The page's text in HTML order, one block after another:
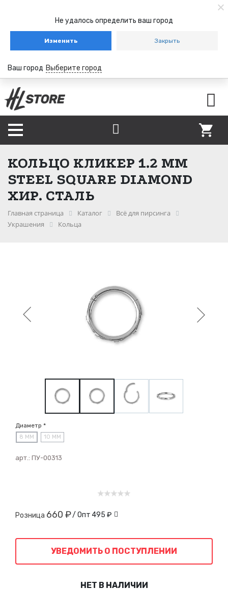
Не удалось определить ваш город
Изменить Закрыть
Ваш город Выберите город
КОЛЬЦО КЛИКЕР 1.2 ММ
STEEL SQUARE DIAMOND
ХИР. СТАЛЬ
Главная страница Каталог
Всё для пирсинга
Украшения
Кольца
Диаметр *
8 ММ 10 ММ
арт.: ПУ-00313
Розница 660 ₽/ Опт 495 ₽
УВЕДОМИТЬ О ПОСТУПЛЕНИИ
НЕТ В НАЛИЧИИ